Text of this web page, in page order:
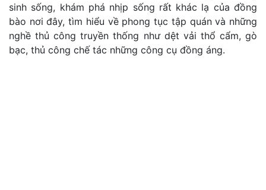
sinh sống, khám phá nhịp sống rất khác lạ của đồng
bào nơi đây, tìm hiểu về phong tục tập quán và những
nghề thủ công truyền thống như dệt vải thổ cẩm, gò
bạc, thủ công chế tác những công cụ đồng áng.